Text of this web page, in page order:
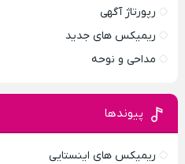
رپورتاژ آگهی
ریمیکس های جدید
مداحی و نوحه
پیوندها
ریمیکس های اینستایی